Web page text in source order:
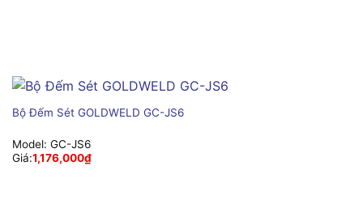
Bộ Đếm Sét GOLDWELD GC-JS6
Model: GC-JS6
Giá:1,176,000₫